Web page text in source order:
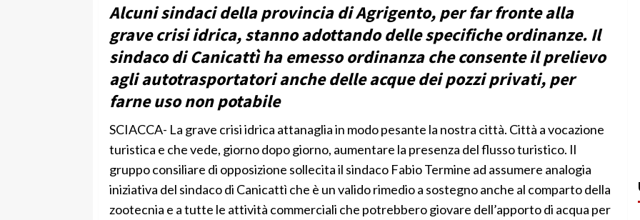
Alcuni sindaci della provincia di Agrigento, per far fronte alla
grave crisi idrica, stanno adottando delle specifiche ordinanze. Il
sindaco di Canicattì ha emesso ordinanza che consente il prelievo
agli autotrasportatori anche delle acque dei pozzi privati, per
farne uso non potabile
SCIACCA- La grave crisi idrica attanaglia in modo pesante la nostra città. Città a vocazione
turistica e che vede, giorno dopo giorno, aumentare la presenza del flusso turistico. Il
gruppo consiliare di opposizione sollecita il sindaco Fabio Termine ad assumere analogia
iniziativa del sindaco di Canicattì che è un valido rimedio a sostegno anche al comparto della
zootecnia e a tutte le attività commerciali che potrebbero giovare dell’apporto di acqua per